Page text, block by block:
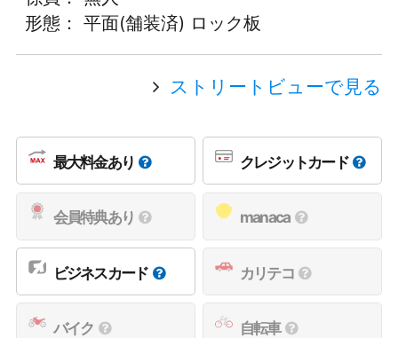
形態： 平面(舗装済) ロック板
ストリートビューで見る
最大料金あり クレジットカード
会員特典あり manaca
ビジネスカード カリテコ
バイク 自転車